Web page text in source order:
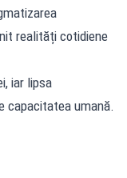
realități cotidiene
iar lipsa
capacitatea umană.